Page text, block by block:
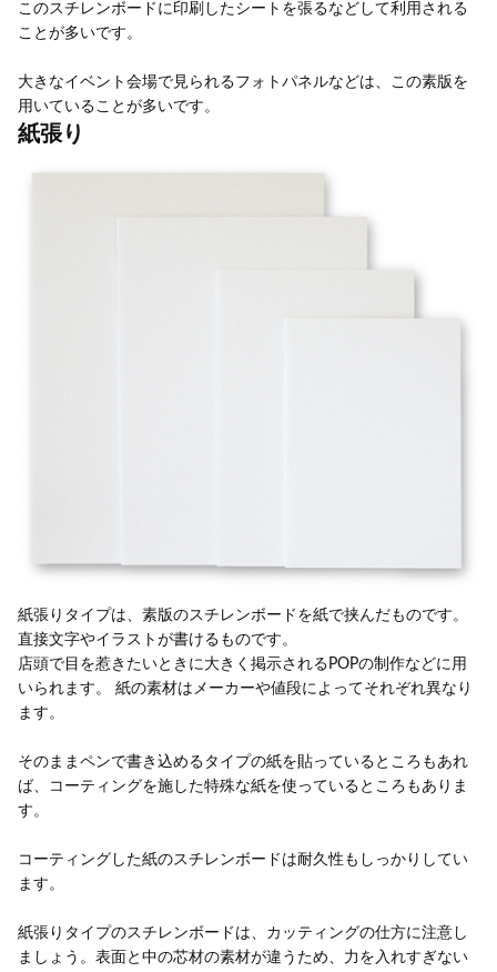
このスチレンボードに印刷したシートを張るなどして利用される
ことが多いです。
大きなイベント会場で見られるフォトパネルなどは、この素版を
用いていることが多いです。
紙張り
紙張りタイプは、素版のスチレンボードを紙で挟んだものです。
直接文字やイラストが書けるものです。
店頭で目を惹きたいときに大きく掲示されるPOPの制作などに用
いられます。 紙の素材はメーカーや値段によってそれぞれ異なり
ます。
そのままペンで書き込めるタイプの紙を貼っているところもあれ
ば、コーティングを施した特殊な紙を使っているところもありま
す。
コーティングした紙のスチレンボードは耐久性もしっかりしてい
ます。
紙張りタイプのスチレンボードは、カッティングの仕方に注意し
ましょう。表面と中の芯材の素材が違うため、力を入れすぎない